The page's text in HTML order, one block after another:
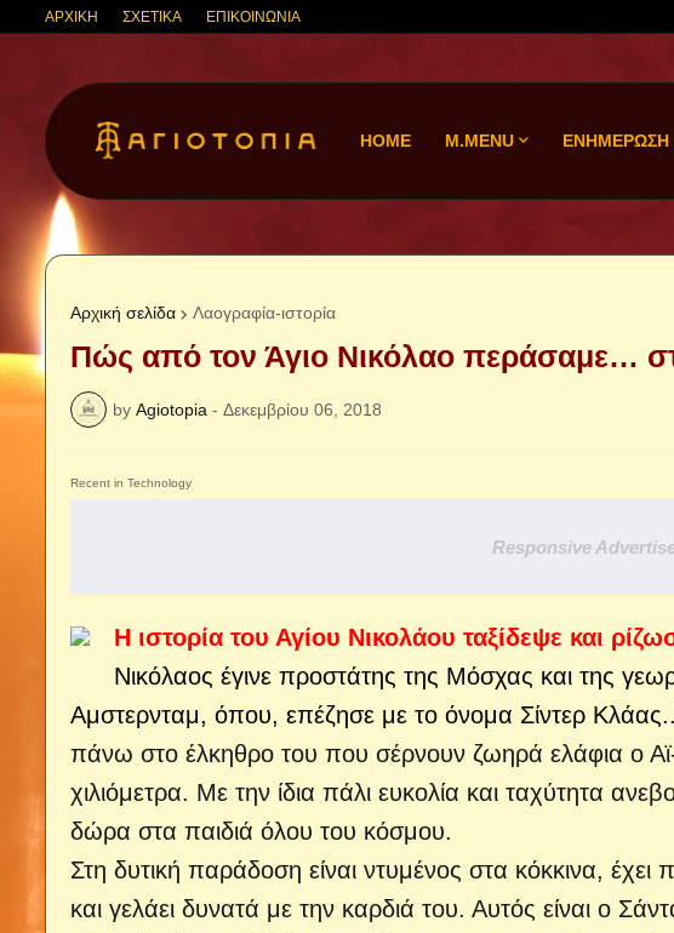
ΑΡΧΙΚΗ ΣΧΕΤΙΚΑ ΕΠΙΚΟΙΝΩΝΙΑ
HOME M.MENU ΕΝΗΜΕΡΩΣΗ
Αρχική σελίδα Λαογραφία-ιστορία
Πώς από τον Άγιο Νικόλαο περάσαμε…
by Agiotopia - Δεκεμβρίου 06, 2018
Recent in Technology
Responsive
Η ιστορία του Αγίου Νικολάου ταξίδεψε και
Νικόλαος έγινε προστάτης της Μόσχας και της
Αμστερνταμ, όπου, επέζησε με το όνομα Σίντερ Κλάας..
πάνω στο έλκηθρο του που σέρνουν ζωηρά ελάφια ο Αϊ-
χιλιόμετρα. Με την ίδια πάλι ευκολία και ταχύτητα
δώρα στα παιδιά όλου του κόσμου.
Στη δυτική παράδοση είναι ντυμένος στα κόκκινα,
και γελάει δυνατά με την καρδιά του. Αυτός είναι ο